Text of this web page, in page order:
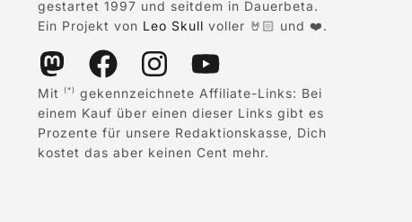
gestartet 1997 und seitdem in Dauerbeta.
Ein Projekt von Leo Skull voller 🤘🏻 und ❤️.
Mit (*)
gekennzeichnete Affiliate-Links: Bei
einem Kauf über einen dieser Links gibt es
Prozente für unsere Redaktionskasse, Dich
kostet das aber keinen Cent mehr.